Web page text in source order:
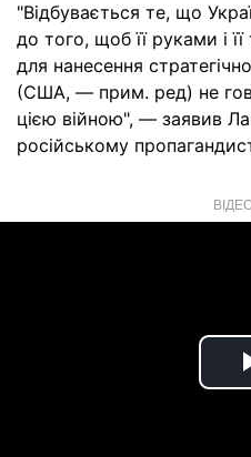
"Відбувається те, що
до того, щоб її руками і
для нанесення
(США, — прим. ред) не
цією війною", — заявив
російському